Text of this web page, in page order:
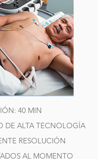
40 MIN
DE ALTA TECNOLOGÍA
RESOLUCIÓN
AL MOMENTO